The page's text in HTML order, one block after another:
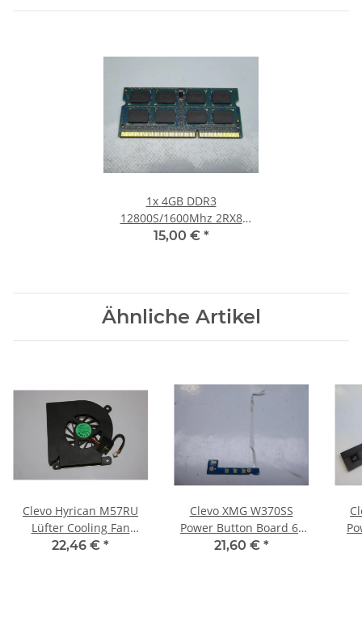
1x 4GB DDR3
12800S/1600Mhz 2RX8
Notebook SO-DIMM RAM
15,00 € *
Ähnliche Artikel
Clevo Hyrican M57RU
Lüfter Cooling Fan
AB7505HX-HB3 #2418
22,46 € *
Clevo XMG W370SS
Power Button Board 6-
71-W37SS-D01 #4295
21,60 € *